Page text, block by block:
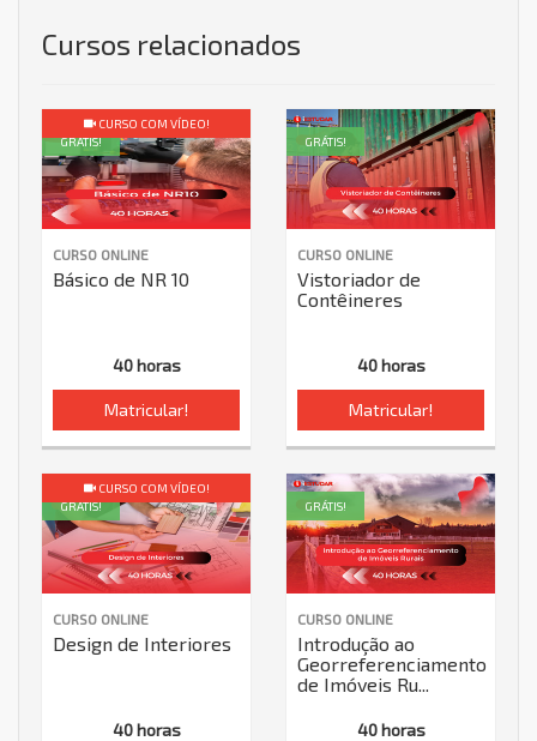
Cursos relacionados
CURSO ONLINE
Básico de NR 10
40 horas
Matricular!
GRÁTIS!
CURSO COM VÍDEO!
CURSO ONLINE
Vistoriador de
Contêineres
40 horas
Matricular!
GRÁTIS!
CURSO ONLINE
Design de Interiores
40 horas
GRÁTIS!
CURSO COM VÍDEO!
CURSO ONLINE
Introdução ao
Georreferenciamento
de Imóveis Ru...
40 horas
GRÁTIS!